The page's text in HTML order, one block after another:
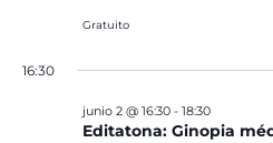
2026Gratuito
16:30
Editatona: Ginopia
junio 2 @ 16:30- 18:30